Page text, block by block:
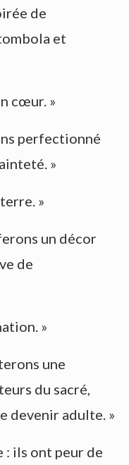
de
et
cœur. »
perfectionné
»
»
un décor
de
»
une
du sacré,
devenir adulte. »
: ils ont peur de